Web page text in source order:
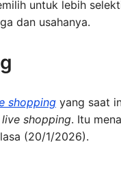
untuk lebih
dan usahanya.
shopping yang saat
live shopping. Itu
(20/1/2026).